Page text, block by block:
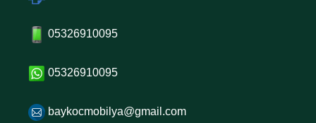
05326910095
05326910095
baykocmobilya@gmail.com